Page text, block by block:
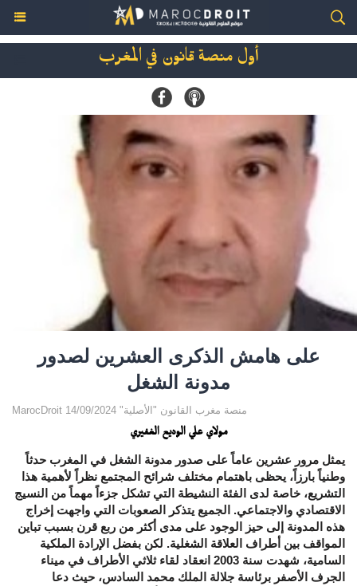
أول منصة قانون في المغرب
على هامش الذكرى العشرين لصدور
مدونة الشغل
MarocDroit منصة مغرب القانون "الأصلية" 14/09/2024
مولاي علي الوديع الغفيري
يمثل مرور عشرين عاماً على صدور مدونة الشغل في المغرب حدثاً
وطنياً بارزاً، يحظى باهتمام مختلف شرائح المجتمع نظراً لأهمية هذا
التشريع، خاصة لدى الفئة النشيطة التي تشكل جزءاً مهماً من النسيج
الاقتصادي والاجتماعي. الجميع يتذكر الصعوبات التي واجهت إخراج
هذه المدونة إلى حيز الوجود على مدى أكثر من ربع قرن بسبب تباين
المواقف بين أطراف العلاقة الشغلية. لكن بفضل الإرادة الملكية
السامية، شهدت سنة 2003 انعقاد لقاء ثلاثي الأطراف في ميناء
الجرف الأصفر برئاسة جلالة الملك محمد السادس، حيث دعا